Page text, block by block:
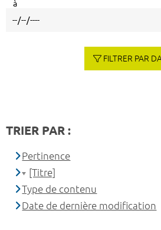
à
FILTRER PAR
TRIER PAR :
Pertinence
[Titre]
Type de contenu
Date de dernière modification